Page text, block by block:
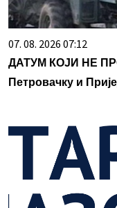
07. 08. 2026 07:12
ДАТУМ КОЈИ НЕ
Петровачку и